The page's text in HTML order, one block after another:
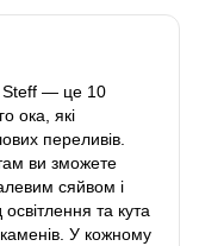
Steff — це 10
ока, які
переливів.
ви зможете
сяйвом і
та кута
У кожному